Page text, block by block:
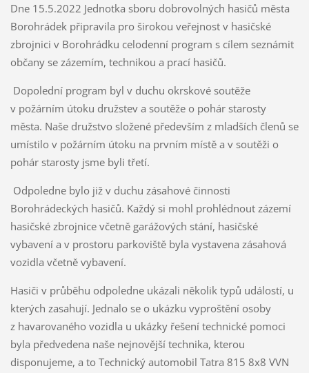
Dne 15.5.2022 Jednotka sboru dobrovolných hasičů města
Borohrádek připravila pro širokou veřejnost v hasičské
zbrojnici v Borohrádku celodenní program s cílem seznámit
občany se zázemím, technikou a prací hasičů.
Dopolední program byl v duchu okrskové soutěže
v požárním útoku družstev a soutěže o pohár starosty
města. Naše družstvo složené především z mladších členů se
umístilo v požárním útoku na prvním místě a v soutěži o
pohár starosty jsme byli třetí.
Odpoledne bylo již v duchu zásahové činnosti
Borohrádeckých hasičů. Každý si mohl prohlédnout zázemí
hasičské zbrojnice včetně garážových stání, hasičské
vybavení a v prostoru parkoviště byla vystavena zásahová
vozidla včetně vybavení.
Hasiči v průběhu odpoledne ukázali několik typů událostí, u
kterých zasahují. Jednalo se o ukázku vyproštění osoby
z havarovaného vozidla u ukázky řešení technické pomoci
byla předvedena naše nejnovější technika, kterou
disponujeme, a to Technický automobil Tatra 815 8x8 VVN